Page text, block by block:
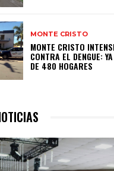
MONTE CRISTO
MONTE CRISTO
CONTRA EL DENGUE:
DE 480 HOGARES